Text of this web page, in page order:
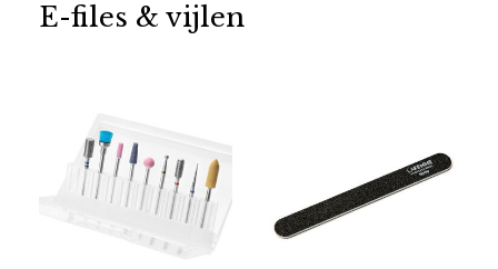
E-files & vijlen